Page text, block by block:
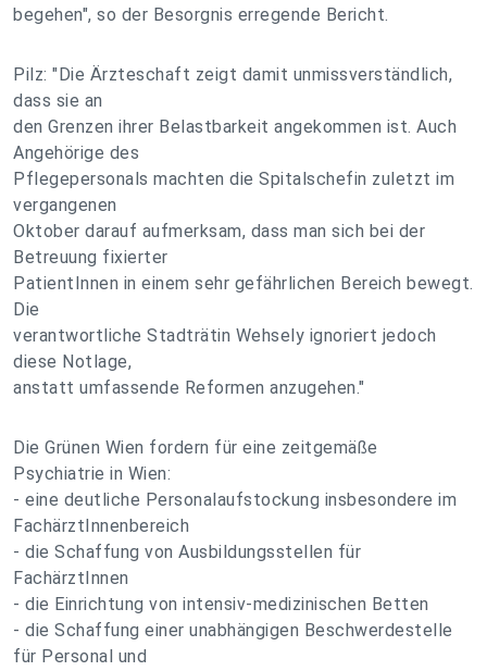
begehen", so der Besorgnis erregende Bericht.
Pilz: "Die Ärzteschaft zeigt damit unmissverständlich,
dass sie an
den Grenzen ihrer Belastbarkeit angekommen ist. Auch
Angehörige des
Pflegepersonals machten die Spitalschefin zuletzt im
vergangenen
Oktober darauf aufmerksam, dass man sich bei der
Betreuung fixierter
PatientInnen in einem sehr gefährlichen Bereich bewegt.
Die
verantwortliche Stadträtin Wehsely ignoriert jedoch
diese Notlage,
anstatt umfassende Reformen anzugehen."
Die Grünen Wien fordern für eine zeitgemäße
Psychiatrie in Wien:
- eine deutliche Personalaufstockung insbesondere im
FachärztInnenbereich
- die Schaffung von Ausbildungsstellen für
FachärztInnen
- die Einrichtung von intensiv-medizinischen Betten
- die Schaffung einer unabhängigen Beschwerdestelle
für Personal und